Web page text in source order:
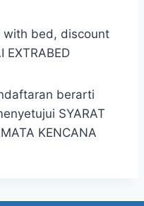
with bed, discount
EXTRABED
berarti
SYARAT
KENCANA